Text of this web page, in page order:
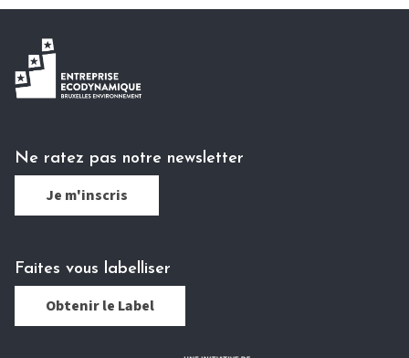
Ne ratez pas notre newsletter
Je m'inscris
Faites vous labelliser
Obtenir le Label